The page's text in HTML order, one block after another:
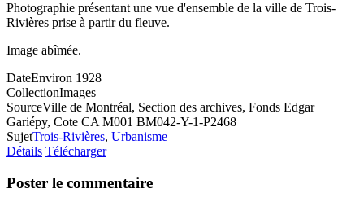
Photographie présentant une vue d'ensemble de la ville de Trois-
Rivières prise à partir du fleuve.
Image abîmée.
DateEnviron 1928
CollectionImages
SourceVille de Montréal, Section des archives, Fonds Edgar
Gariépy, Cote CA M001 BM042-Y-1-P2468
SujetTrois-Rivières, Urbanisme
Détails Télécharger
Poster le commentaire